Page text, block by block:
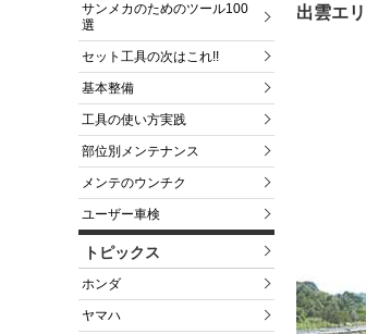
サンメカのためのツール100
選
セット工具の次はこれ!!
基本整備
工具の使い方実践
部位別メンテナンス
メンテのウンチク
ユーザー車検
トピックス
ホンダ
ヤマハ
出雲エ